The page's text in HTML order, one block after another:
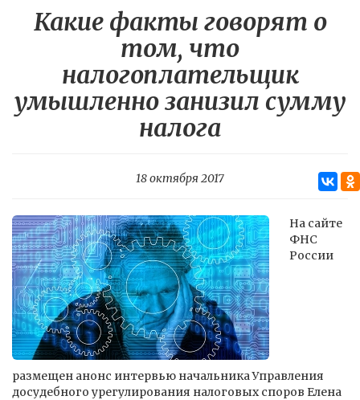
Какие факты говорят о
том, что
налогоплательщик
умышленно занизил сумму
налога
18 октября 2017
На сайте
ФНС
России
размещен анонс интервью начальника Управления
досудебного урегулирования налоговых споров Елена